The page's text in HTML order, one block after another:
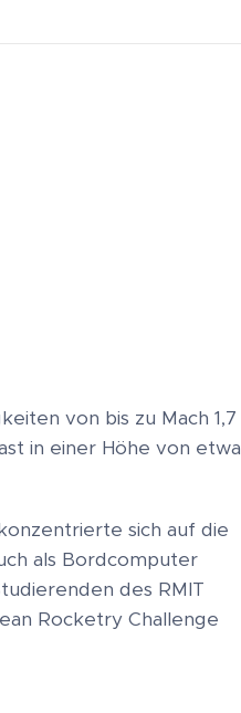
von bis zu Mach 1,7
in einer Höhe von etwa
sich auf die
als Bordcomputer
des RMIT
Rocketry Challenge